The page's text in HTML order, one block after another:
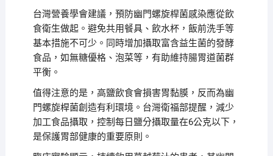
台灣營養學會建議，預防幽門螺旋桿菌感染應從飲
食衛生做起。避免共用餐具、飲水杯，飯前洗手等
基本措施不可少。同時增加攝取富含益生菌的發酵
食品，如無糖優格、泡菜等，有助維持腸胃道菌群
平衡。
值得注意的是，高鹽飲食會損害胃黏膜，反而為幽
門螺旋桿菌創造有利環境。台灣衛福部提醒，減少
加工食品攝取，控制每日鹽分攝取量在6公克以下，
是保護胃部健康的重要原則。